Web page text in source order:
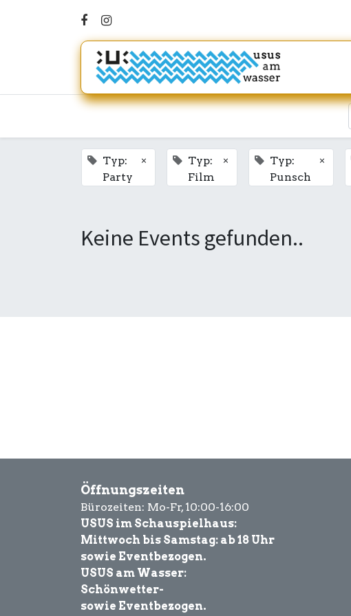
Typ:
Party
×
Typ:
Film
×
Typ:
Punsch
×
Keine Events gefunden..
Öffnungszeiten
Bürozeiten: Mo-Fr, 10:00-16:00
USUS im Schauspielhaus:
Mittwoch bis Samstag: ab 18 Uhr
sowie Eventbezogen.
USUS am Wasser:
Schönwetter-
sowie Eventbezogen.